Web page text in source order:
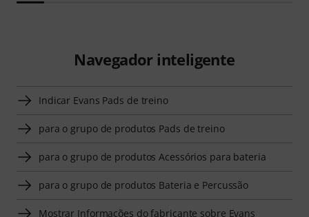
Navegador inteligente
Indicar Evans Pads de treino
para o grupo de produtos Pads de treino
para o grupo de produtos Acessórios para bateria
para o grupo de produtos Bateria e Percussão
Mostrar Informações do fabricante sobre Evans